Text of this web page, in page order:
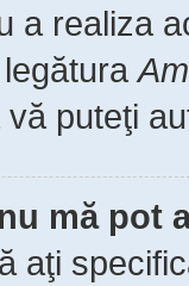
a realiza
legătura
puteţi
mă pot
aţi